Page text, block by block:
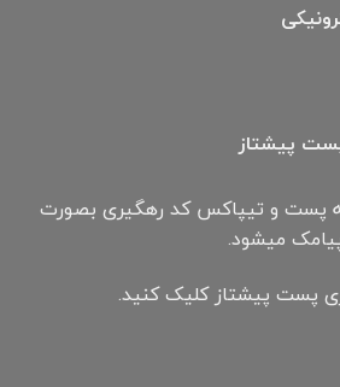
پیشتاز
پست و تیپاکس کد رهگیری بصورت
میشود.
پست پیشتاز کلیک کنید.